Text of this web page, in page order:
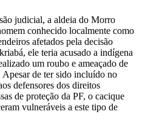
judicial, a aldeia do Morro
conhecido localmente como
afetados pela decisão
ele teria acusado a indígena
um roubo e ameaçado de
de ter sido incluído no
defensores dos direitos
de proteção da PF, o cacique
vulneráveis a este tipo de